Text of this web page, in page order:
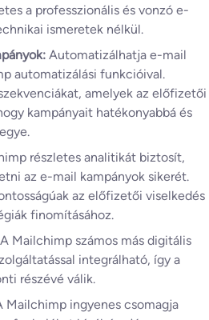
a professzionális és vonzó e-
ismeretek nélkül.
Automatizálhatja e-mail
automatizálási funkcióival.
amelyek az előfizetői
kampányait hatékonyabbá és
részletes analitikát biztosít,
az e-mail kampányok sikerét.
az előfizetői viselkedés
finomításához.
A Mailchimp számos más digitális
integrálható, így a
részévé válik.
Mailchimp ingyenes csomagja